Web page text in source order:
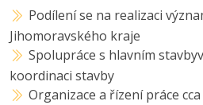
Podílení se na realizaci
Jihomoravského kraje
Spolupráce s hlavním
koordinaci stavby
Organizace a řízení práce